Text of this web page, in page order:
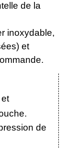
de la
inoxydable,
et
de